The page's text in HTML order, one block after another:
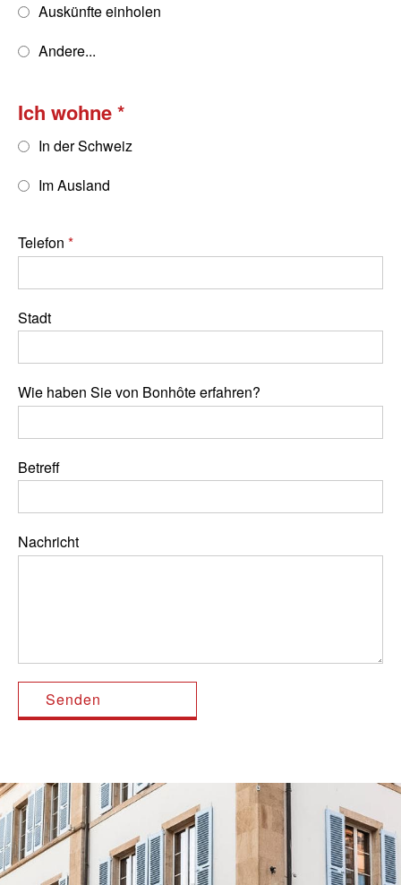
Auskünfte einholen
Andere...
Ich wohne
In der Schweiz
Im Ausland
Telefon
Stadt
Wie haben Sie von Bonhôte erfahren?
Betreff
Nachricht